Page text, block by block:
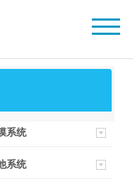
系统
系统